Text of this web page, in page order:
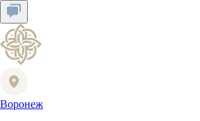
Воронеж